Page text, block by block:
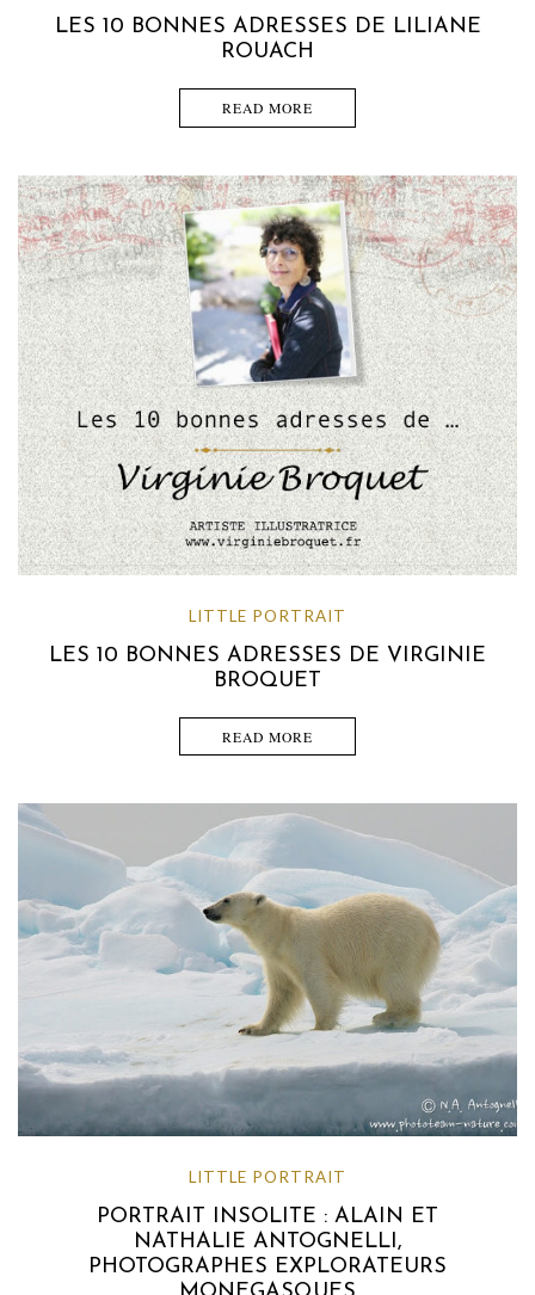
LES 10 BONNES ADRESSES DE LILIANE
ROUACH
READ MORE
LITTLE PORTRAIT
LES 10 BONNES ADRESSES DE VIRGINIE
BROQUET
READ MORE
LITTLE PORTRAIT
PORTRAIT INSOLITE : ALAIN ET
NATHALIE ANTOGNELLI,
PHOTOGRAPHES EXPLORATEURS